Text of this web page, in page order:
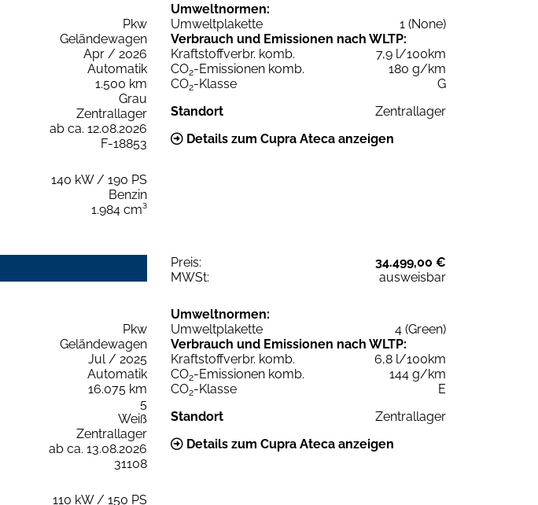
Pkw
Geländewagen
Apr / 2026
Automatik
1.500 km
Grau
Zentrallager
ab ca. 12.08.2026
F-18853
140 kW / 190 PS
Benzin
1.984 cm³
Umweltnormen:
Umweltplakette
1 (None)
Verbrauch und Emissionen nach WLTP:
Kraftstoffverbr. komb.
7,9 l/100km
CO2-Emissionen komb.
180 g/km
CO2-Klasse
G
Standort
Zentrallager
Details zum Cupra Ateca anzeigen
Preis:
34.499,00 €
MWSt:
ausweisbar
Pkw
Geländewagen
Jul / 2025
Automatik
16.075 km
5
Weiß
Zentrallager
ab ca. 13.08.2026
31108
110 kW / 150 PS
Umweltnormen:
Umweltplakette
4 (Green)
Verbrauch und Emissionen nach WLTP:
Kraftstoffverbr. komb.
6,8 l/100km
CO2-Emissionen komb.
144 g/km
CO2-Klasse
E
Standort
Zentrallager
Details zum Cupra Ateca anzeigen